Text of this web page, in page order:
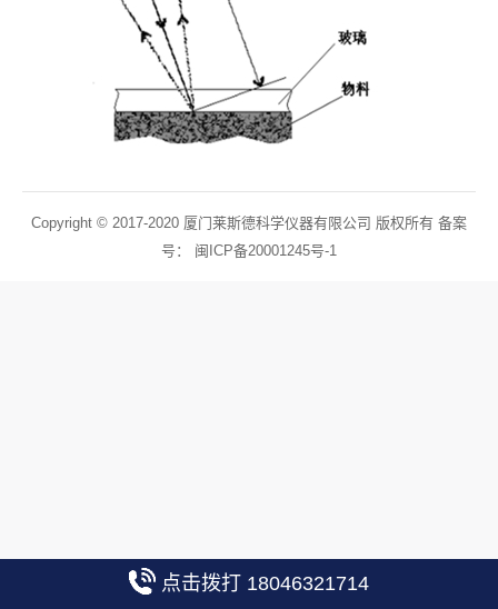
Copyright © 2017-2020 厦门莱斯德科学仪器有限公司 版权所有 备案
号： 闽ICP备20001245号-1
点击拨打 18046321714